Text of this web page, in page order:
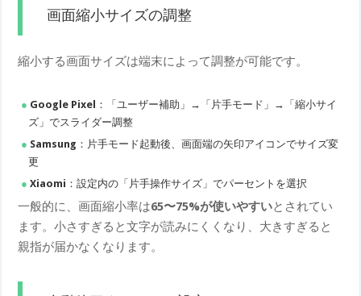
画面縮小サイズの調整
縮小する画面サイズは端末によって調整が可能です。
Google Pixel ：「ユーザー補助」→「片手モード」→「縮小サイ
ズ」でスライダー調整
Samsung ：片手モード起動後、画面端の矢印アイコンでサイズ変
更
Xiaomi ：設定内の「片手操作サイズ」でパーセントを選択
一般的に、画面縮小率は65〜75%が使いやすいとされてい
ます。小さすぎると文字が読みにくくなり、大きすぎると
親指が届かなくなります。